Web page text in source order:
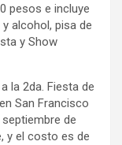
pesos e incluye
alcohol, pisa de
y Show
la 2da. Fiesta de
San Francisco
de
y el costo es de